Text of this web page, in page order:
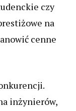
czy
na
cenne
inżynierów,